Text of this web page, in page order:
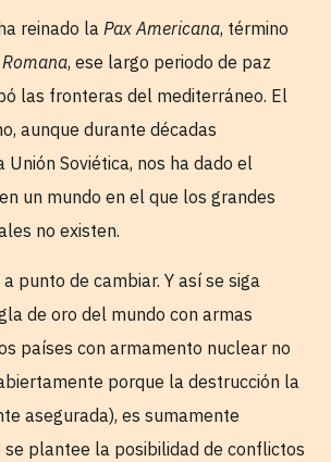
reinado la Pax Americana, término
, ese largo periodo de paz
las fronteras del mediterráneo. El
aunque durante décadas
Soviética, nos ha dado el
un mundo en el que los grandes
no existen.
punto de cambiar. Y así se siga
de oro del mundo con armas
países con armamento nuclear no
porque la destrucción la
asegurada), es sumamente
plantee la posibilidad de conflictos